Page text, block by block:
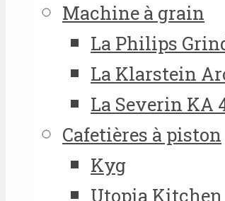
Machine à grain
La Philips
La Klarstein
La Severin KA
Cafetières à piston
Kyg
Utopia Kitchen